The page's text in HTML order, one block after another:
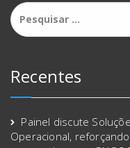
Pesquisar
por:
Recentes
Painel discute
Operacional,